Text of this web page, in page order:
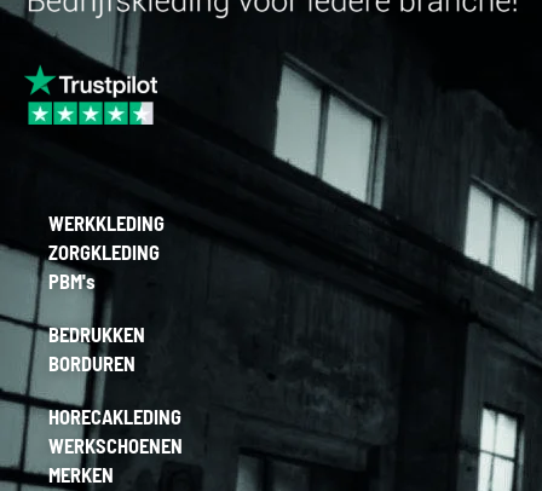
WERKKLEDING
ZORGKLEDING
PBM's
BEDRUKKEN
BORDUREN
HORECAKLEDING
WERKSCHOENEN
MERKEN